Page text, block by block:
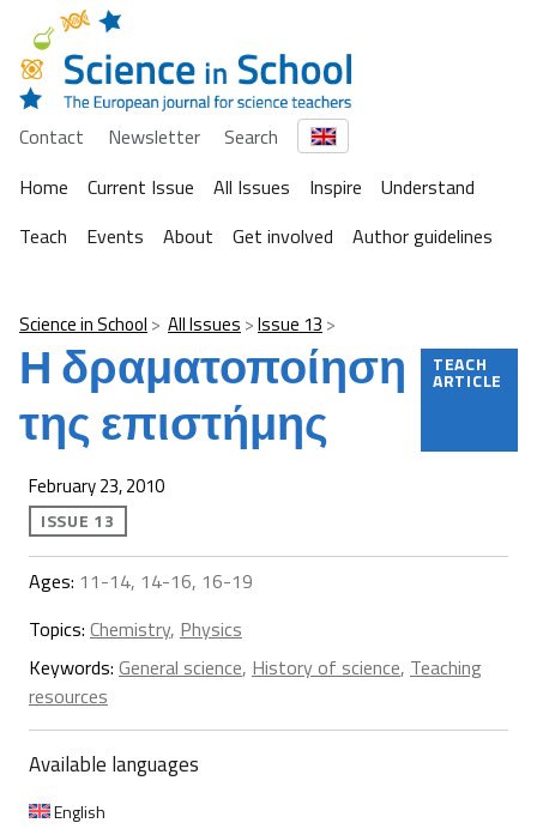
Contact Newsletter
Search
Home
Current Issue All Issues Inspire
Understand
Teach
Events About Get involved Author guidelines
Science in School All Issues Issue 13
Η δραματοποίηση
της επιστήμης
TEACH
ARTICLE
February 23, 2010
ISSUE 13
Ages: 11-14, 14-16, 16-19
Topics: Chemistry, Physics
Keywords: General science, History of science, Teaching
resources
Available languages
English